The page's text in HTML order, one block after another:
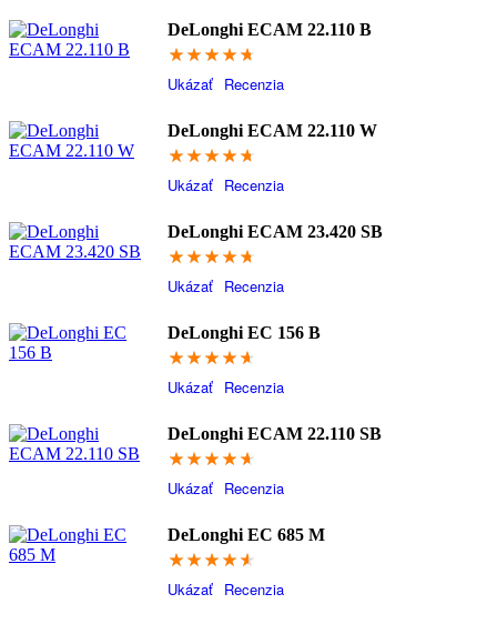
DeLonghi ECAM 22.110 B
94.2
Ukázať Recenzia
DeLonghi ECAM 22.110 W
94
Ukázať Recenzia
DeLonghi ECAM 23.420 SB
93.8
Ukázať Recenzia
DeLonghi EC 156 B
93.2
Ukázať Recenzia
DeLonghi ECAM 22.110 SB
92.6
Ukázať Recenzia
DeLonghi EC 685 M
92.4
Ukázať Recenzia